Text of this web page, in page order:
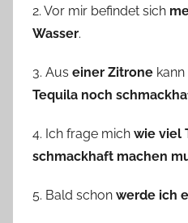
2. Vor mir befindet sich
Wasser.
3. Aus einer Zitrone
Tequila noch
4. Ich frage mich wie viel
schmackhaft machen
5. Bald schon werde ich